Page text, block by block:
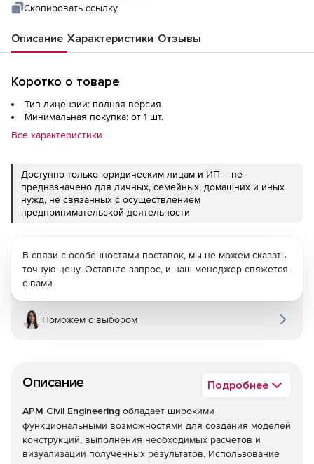
Скопировать ссылку
Описание Характеристики Отзывы
Коротко о товаре
Тип лицензии: полная версия
Минимальная покупка: от 1 шт.
Все характеристики
Доступно только юридическим лицам и ИП – не
предназначено для личных, семейных, домашних и иных
нужд, не связанных с осуществлением
предпринимательской деятельности
Описание Подробнее
APM Civil Engineering обладает широкими
функциональными возможностями для создания моделей
конструкций, выполнения необходимых расчетов и
визуализации полученных результатов. Использование
В связи с особенностями поставок, мы не можем сказать
точную цену. Оставьте запрос, и наш менеджер свяжется
с вами
Поможем с выбором